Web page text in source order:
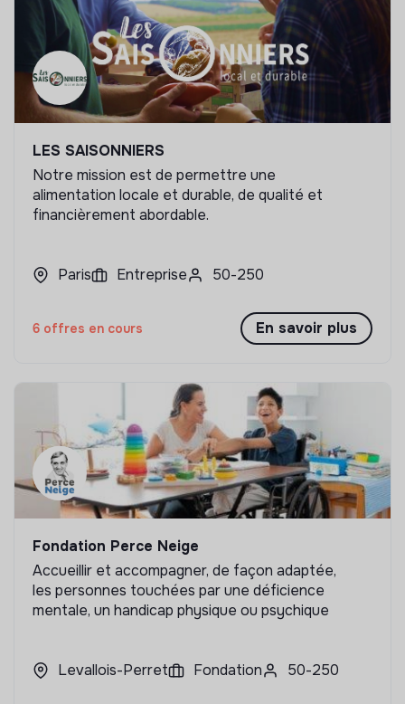
LES SAISONNIERS
Notre mission est de permettre une
alimentation locale et durable, de qualité et
financièrement abordable.
Paris Entreprise 50-250
6 offres en cours En savoir plus
Fondation Perce Neige
Accueillir et accompagner, de façon adaptée,
les personnes touchées par une déficience
mentale, un handicap physique ou psychique
Levallois-Perret Fondation 50-250